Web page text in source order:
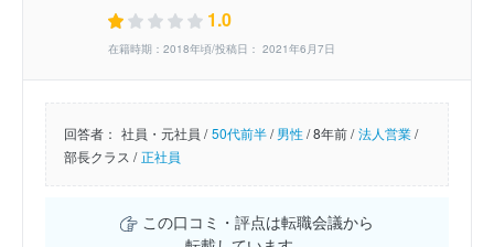
1.0
在籍時期：2018年頃/投稿日： 2021年6月7日
回答者： 社員・元社員 / 50代前半/男性/8年前 / 法人営業/
部長クラス / 正社員
この口コミ・評点は転職会議から